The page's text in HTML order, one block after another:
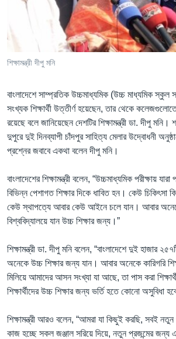
Learning English
FOLLOW US
অন্য ভাষায় ওয়েব সাইট
শিক্ষামন্ত্রী দীপু মনি
বাংলাদেশে সাম্প্রতিক উচ্চমাধ্যমিক (উচ্চ মাধ্যমিক স্কুল
সংখ্যক শিক্ষার্থী উত্তীর্ণ হয়েছেন, তার থেকে
রয়েছে বলে জানিয়েছেন দেশটির শিক্ষামন্ত্রী ডা. দীপু মনি।
দুপুরে দুই দিনব্যাপী চাঁদপুর সাহিত্য মেলার উদ্বোধনী
প্রশ্নের জবাবে একথা বলেন দীপু মনি।
বাংলাদেশের শিক্ষামন্ত্রী বলেন, “উচ্চমাধ্যমিক পরীক্ষায়
বিভিন্ন পেশাগত শিক্ষার দিকে ধাবিত হন। কেউ চিকিৎসা
কেউ স্থাপত্যে আবার কেউ আইনে চলে যান। আবার
বিশ্ববিদ্যালয়ে যান উচ্চ শিক্ষার জন্য।”
শিক্ষামন্ত্রী ডা. দীপু মনি বলেন, “বাংলাদেশে দুই হাজার
অনেকে উচ্চ শিক্ষার জন্য যান। আবার অনেকে কারিগরি
মিলিয়ে আমাদের আসন সংখ্যা যা আছে, তা পাস করা
শিক্ষার্থীদের উচ্চ শিক্ষার জন্য ভর্তি হতে কোনো অসুবিধা
শিক্ষামন্ত্রী আরও বলেন, “আমরা যা কিছুই করছি, সবই
কাজ হচ্ছে সকল জঞ্জাল সরিয়ে দিয়ে, নতুন প্রজন্মের জন্য